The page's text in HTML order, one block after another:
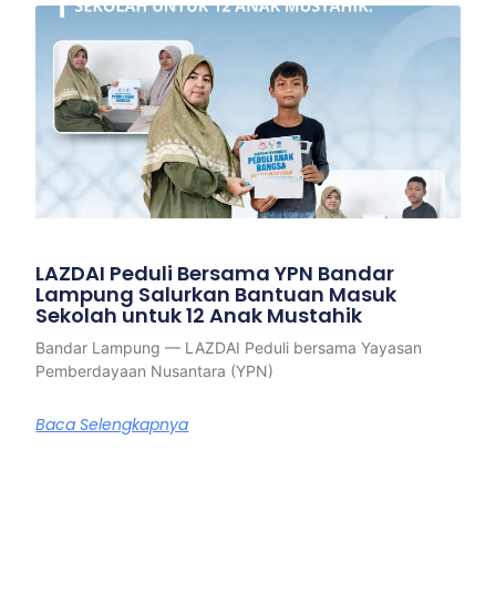
LAZDAI Peduli Bersama YPN Bandar
Lampung Salurkan Bantuan Masuk
Sekolah untuk 12 Anak Mustahik
Bandar Lampung — LAZDAI Peduli bersama Yayasan
Pemberdayaan Nusantara (YPN)
Baca Selengkapnya